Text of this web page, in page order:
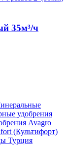
35м³/ч
удобрения
Avagro
(Культифорт)
Турция